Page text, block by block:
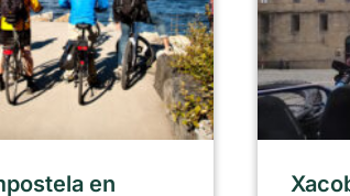
en